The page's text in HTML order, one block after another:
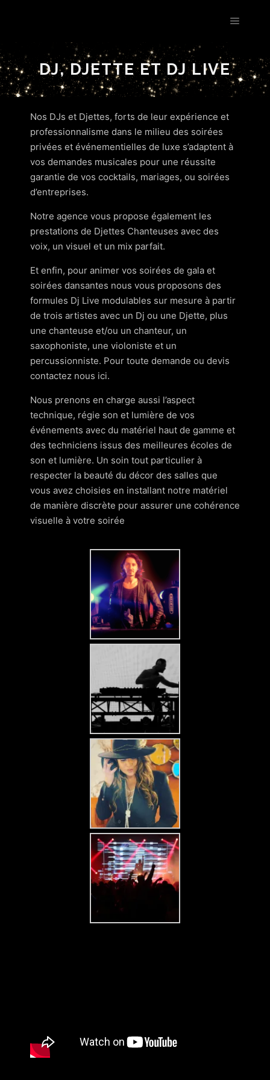
DJ, DJETTE ET DJ LIVE
Nos DJs et Djettes, forts de leur expérience et
professionnalisme dans le milieu des soirées
privées et événementielles de luxe s’adaptent à
vos demandes musicales pour une réussite
garantie de vos cocktails, mariages, ou soirées
d’entreprises.
Notre agence vous propose également les
prestations de Djettes Chanteuses avec des
voix, un visuel et un mix parfait.
Et enfin, pour animer vos soirées de gala et
soirées dansantes nous vous proposons des
formules Dj Live modulables sur mesure à partir
de trois artistes avec un Dj ou une Djette, plus
une chanteuse et/ou un chanteur, un
saxophoniste, une violoniste et un
percussionniste. Pour toute demande ou devis
contactez nous ici.
Nous prenons en charge aussi l’aspect
technique, régie son et lumière de vos
événements avec du matériel haut de gamme et
des techniciens issus des meilleures écoles de
son et lumière. Un soin tout particulier à
respecter la beauté du décor des salles que
vous avez choisies en installant notre matériel
de manière discrète pour assurer une cohérence
visuelle à votre soirée